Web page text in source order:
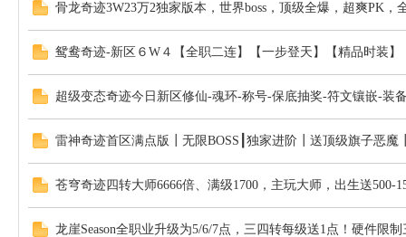
骨龙奇迹3W23万2独家版本，世界boss，顶级全爆，超爽PK，
鸳鸯奇迹-新区６W４【全职二连】【一步登天】【精品时装
超级变态奇迹今日新区修仙-魂环-称号-保底抽奖-符文镶嵌-装
雷神奇迹首区满点版┃无限BOSS┃独家进阶┃送顶级旗子恶
苍穹奇迹四转大师6666倍、满级1700，主玩大师，出生送500-
龙崖Season全职业升级为5/6/7点，三四转每级送1点！硬件限